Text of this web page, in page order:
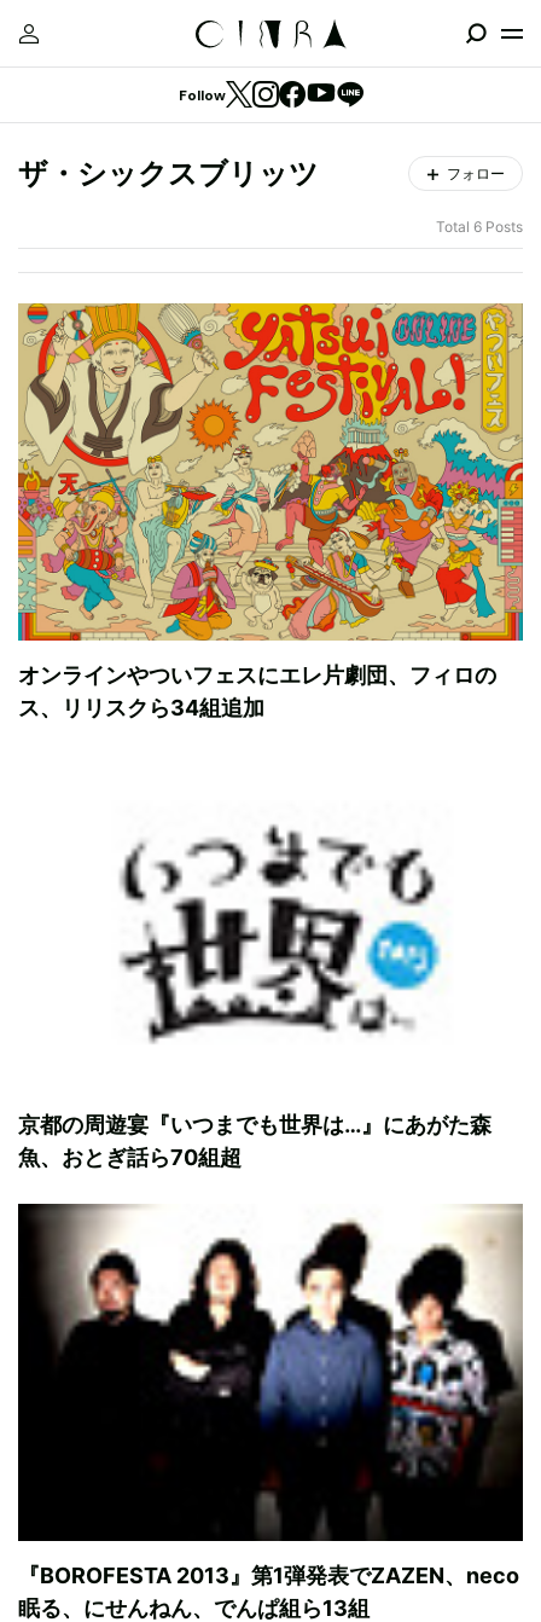
Follow
ザ・シックスブリッツ フォロー
Total 6 Posts
オンラインやついフェスにエレ片劇団、フィロの
ス、リリスクら34組追加
京都の周遊宴『いつまでも世界は…』にあがた森
魚、おとぎ話ら70組超
『BOROFESTA 2013』第1弾発表でZAZEN、neco
眠る、にせんねん、でんぱ組ら13組